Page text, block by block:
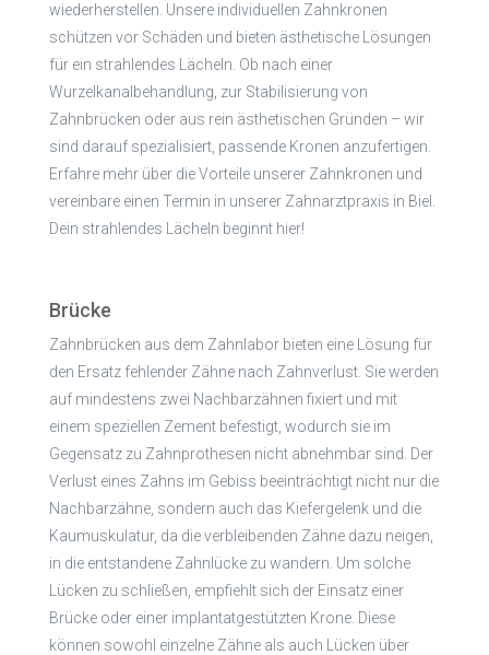
wiederherstellen. Unsere individuellen Zahnkronen
schützen vor Schäden und bieten ästhetische Lösungen
für ein strahlendes Lächeln. Ob nach einer
Wurzelkanalbehandlung, zur Stabilisierung von
Zahnbrücken oder aus rein ästhetischen Gründen – wir
sind darauf spezialisiert, passende Kronen anzufertigen.
Erfahre mehr über die Vorteile unserer Zahnkronen und
vereinbare einen Termin in unserer Zahnarztpraxis in Biel.
Dein strahlendes Lächeln beginnt hier!
Brücke
Zahnbrücken aus dem Zahnlabor bieten eine Lösung für
den Ersatz fehlender Zähne nach Zahnverlust. Sie werden
auf mindestens zwei Nachbarzähnen fixiert und mit
einem speziellen Zement befestigt, wodurch sie im
Gegensatz zu Zahnprothesen nicht abnehmbar sind. Der
Verlust eines Zahns im Gebiss beeinträchtigt nicht nur die
Nachbarzähne, sondern auch das Kiefergelenk und die
Kaumuskulatur, da die verbleibenden Zähne dazu neigen,
in die entstandene Zahnlücke zu wandern. Um solche
Lücken zu schließen, empfiehlt sich der Einsatz einer
Brücke oder einer implantatgestützten Krone. Diese
können sowohl einzelne Zähne als auch Lücken über